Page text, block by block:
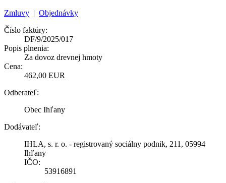
Zmluvy | Objednávky
Číslo faktúry:
DF/9/2025/017
Popis plnenia:
Za dovoz drevnej hmoty
Cena:
462,00 EUR
Odberateľ:
Obec Ihľany
Dodávateľ:
IHLA, s. r. o. - registrovaný sociálny podnik, 211, 05994
Ihľany
IČO:
53916891